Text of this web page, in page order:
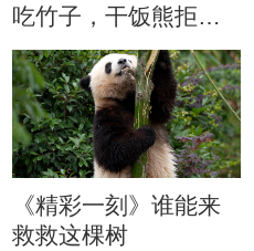
吃竹子，干饭熊拒绝
分心
《精彩一刻》谁能来
救救这棵树